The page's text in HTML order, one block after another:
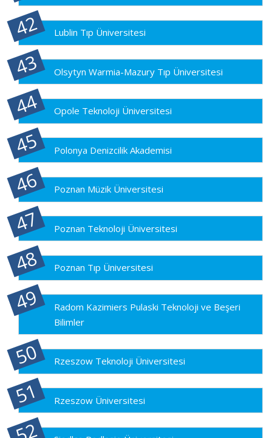
Lublin Tıp Üniversitesi
Olsytyn Warmia-Mazury Tıp Üniversitesi
Opole Teknoloji Üniversitesi
Polonya Denizcilik Akademisi
Poznan Müzik Üniversitesi
Poznan Teknoloji Üniversitesi
Poznan Tıp Üniversitesi
Radom Kazimiers Pulaski Teknoloji ve Beşeri
Bilimler
Rzeszow Teknoloji Üniversitesi
Rzeszow Üniversitesi